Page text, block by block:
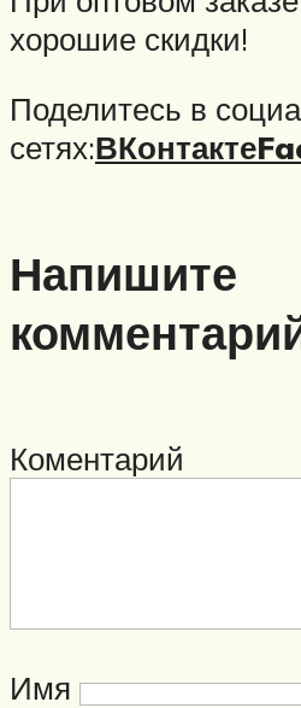
хорошие скидки!
Поделитесь в
сетях:ВКонтакте
Напишите
Коментарий
Имя